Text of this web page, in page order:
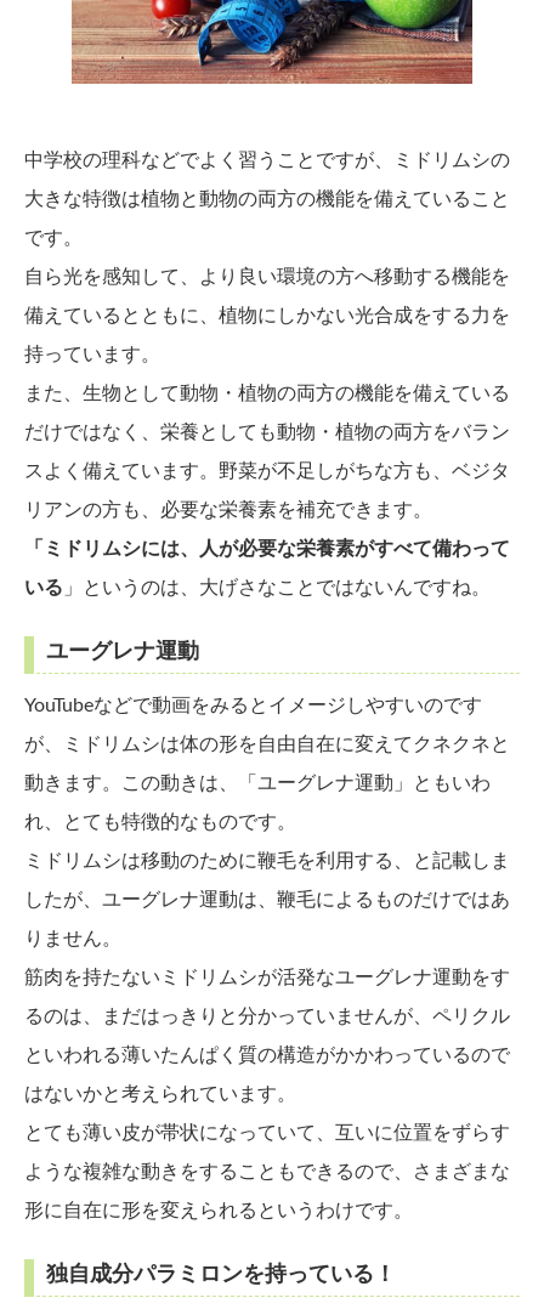
中学校の理科などでよく習うことですが、ミドリムシの
大きな特徴は植物と動物の両方の機能を備えていること
です。
自ら光を感知して、より良い環境の方へ移動する機能を
備えているとともに、植物にしかない光合成をする力を
持っています。
また、生物として動物・植物の両方の機能を備えている
だけではなく、栄養としても動物・植物の両方をバラン
スよく備えています。野菜が不足しがちな方も、ベジタ
リアンの方も、必要な栄養素を補充できます。
「ミドリムシには、人が必要な栄養素がすべて備わって
いる 」というのは、大げさなことではないんですね。
ユーグレナ運動
YouTubeなどで動画をみるとイメージしやすいのです
が、ミドリムシは体の形を自由自在に変えてクネクネと
動きます。この動きは、「ユーグレナ運動」ともいわ
れ、とても特徴的なものです。
ミドリムシは移動のために鞭毛を利用する、と記載しま
したが、ユーグレナ運動は、鞭毛によるものだけではあ
りません。
筋肉を持たないミドリムシが活発なユーグレナ運動をす
るのは、まだはっきりと分かっていませんが、ペリクル
といわれる薄いたんぱく質の構造がかかわっているので
はないかと考えられています。
とても薄い皮が帯状になっていて、互いに位置をずらす
ような複雑な動きをすることもできるので、さまざまな
形に自在に形を変えられるというわけです。
独自成分パラミロンを持っている！